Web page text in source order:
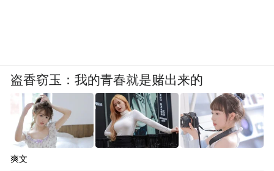
盗香窃玉：我的青春就是赌出来的
爽文